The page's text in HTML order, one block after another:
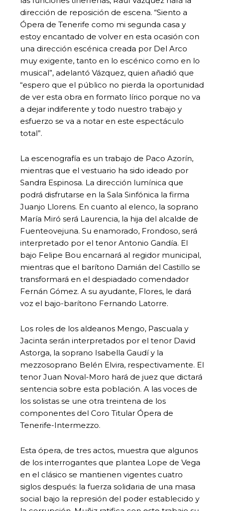
dirección de reposición de escena. “Siento a
Ópera de Tenerife como mi segunda casa y
estoy encantado de volver en esta ocasión con
una dirección escénica creada por Del Arco
muy exigente, tanto en lo escénico como en lo
musical”, adelantó Vázquez, quien añadió que
“espero que el público no pierda la oportunidad
de ver esta obra en formato lírico porque no va
a dejar indiferente y todo nuestro trabajo y
esfuerzo se va a notar en este espectáculo
total”.
La escenografía es un trabajo de Paco Azorín,
mientras que el vestuario ha sido ideado por
Sandra Espinosa. La dirección lumínica que
podrá disfrutarse en la Sala Sinfónica la firma
Juanjo Llorens. En cuanto al elenco, la soprano
María Miró será Laurencia, la hija del alcalde de
Fuenteovejuna. Su enamorado, Frondoso, será
interpretado por el tenor Antonio Gandía. El
bajo Felipe Bou encarnará al regidor municipal,
mientras que el barítono Damián del Castillo se
transformará en el despiadado comendador
Fernán Gómez. A su ayudante, Flores, le dará
voz el bajo-barítono Fernando Latorre.
Los roles de los aldeanos Mengo, Pascuala y
Jacinta serán interpretados por el tenor David
Astorga, la soprano Isabella Gaudí y la
mezzosoprano Belén Elvira, respectivamente. El
tenor Juan Noval-Moro hará de juez que dictará
sentencia sobre esta población. A las voces de
los solistas se une otra treintena de los
componentes del Coro Titular Ópera de
Tenerife-Intermezzo.
Esta ópera, de tres actos, muestra que algunos
de los interrogantes que plantea Lope de Vega
en el clásico se mantienen vigentes cuatro
siglos después: la fuerza solidaria de una masa
social bajo la represión del poder establecido y